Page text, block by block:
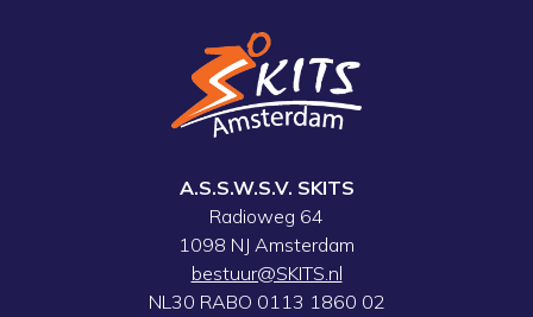
A.S.S.W.S.V. SKITS
Radioweg 64
1098 NJ Amsterdam
bestuur@SKITS.nl
NL30 RABO 0113 1860 02